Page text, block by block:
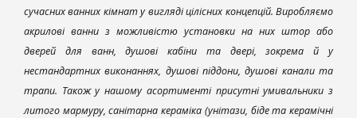
сучасних ванних кімнат у вигляді цілісних концепцій. Виробляємо
акрилові ванни з можливістю установки на них штор або
дверей для ванн, душові кабіни та двері, зокрема й у
нестандартних виконаннях, душові піддони, душові канали та
трапи. Також у нашому асортименті присутні умивальники з
литого мармуру, санітарна кераміка (унітази, біде та керамічні